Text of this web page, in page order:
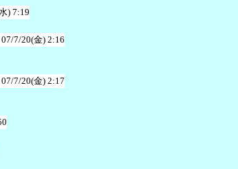
) 7:19
07/7/20(金) 2:16
07/7/20(金) 2:17